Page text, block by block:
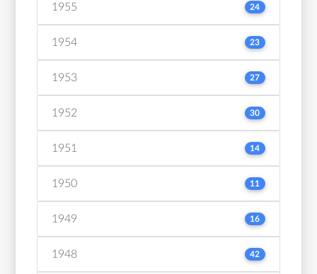
1955 24
1954 23
1953 27
1952 30
1951 14
1950 11
1949 16
1948 42